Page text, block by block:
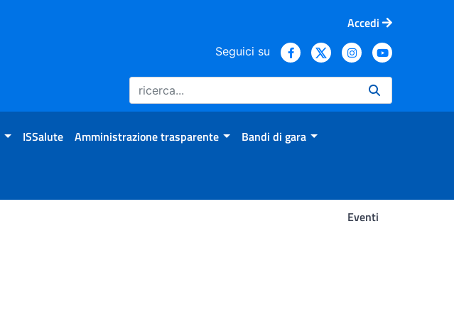
Accedi
Seguici su
ISSalute Amministrazione trasparente Bandi di gara
Eventi